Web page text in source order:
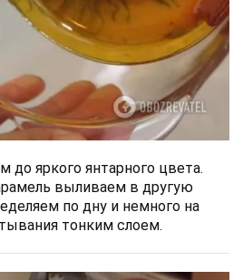
до яркого янтарного цвета.
выливаем в другую
по дну и немного на
тонким слоем.